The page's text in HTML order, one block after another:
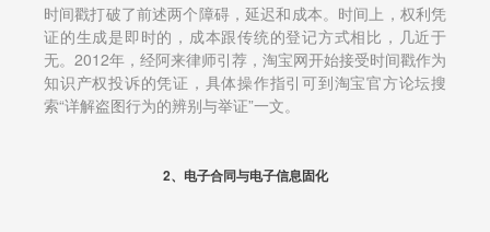
时间戳打破了前述两个障碍，延迟和成本。时间上，权利凭
证的生成是即时的，成本跟传统的登记方式相比，几近于
无。2012年，经阿来律师引荐，淘宝网开始接受时间戳作为
知识产权投诉的凭证，具体操作指引可到淘宝官方论坛搜
索“详解盗图行为的辨别与举证”一文。
2、电子合同与电子信息固化